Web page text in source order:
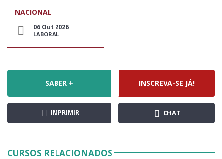
NACIONAL
06 Out 2026
LABORAL
SABER + INSCREVA-SE JÁ!
IMPRIMIR CHAT
CURSOS RELACIONADOS